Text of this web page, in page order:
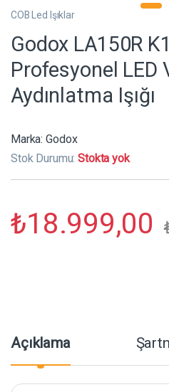
COB Led Işıklar
Godox LA150R
Profesyonel LED
Aydınlatma Işığı
Marka: Godox
Stok Durumu:Stokta yok
₺18.999,00
Açıklama